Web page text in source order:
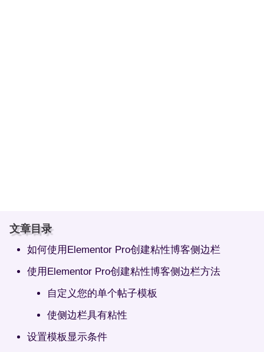
文章目录
如何使用Elementor Pro创建粘性博客侧边栏
使用Elementor Pro创建粘性博客侧边栏方法
自定义您的单个帖子模板
使侧边栏具有粘性
设置模板显示条件